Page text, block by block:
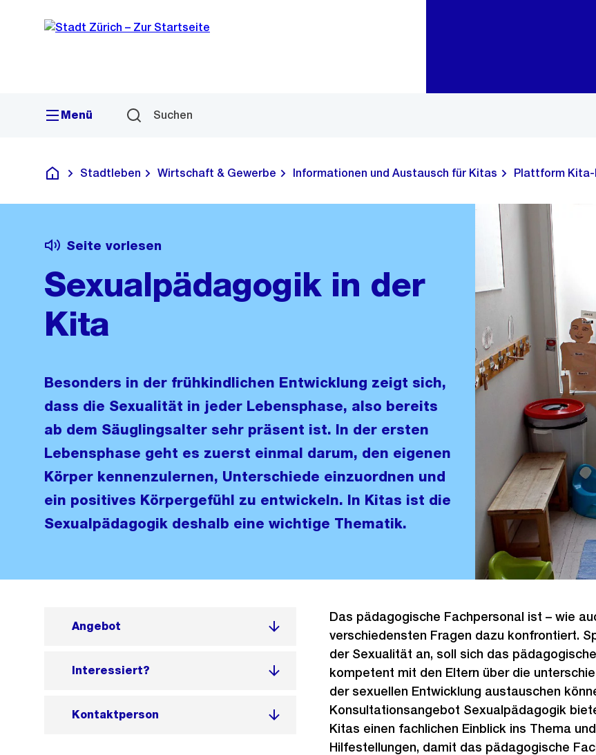
Navigation
Sprunglink
Menü Suchen
Deutsch
Stadtleben Wirtschaft & Gewerbe Informationen und Austausch für Kitas Plattform Kita-
Seite vorlesen
Sexualpädagogik in der
Kita
Besonders in der frühkindlichen Entwicklung zeigt sich,
dass die Sexualität in jeder Lebensphase, also bereits
ab dem Säuglingsalter sehr präsent ist. In der ersten
Lebensphase geht es zuerst einmal darum, den eigenen
Körper kennenzulernen, Unterschiede einzuordnen und
ein positives Körpergefühl zu entwickeln. In Kitas ist die
Sexualpädagogik deshalb eine wichtige Thematik.
Angebot
Interessiert?
Kontaktperson
Das pädagogische Fachpersonal ist – wie
verschiedensten Fragen dazu konfrontiert.
der Sexualität an, soll sich das
kompetent mit den Eltern über die
der sexuellen Entwicklung austauschen
Konsultationsangebot Sexualpädagogik
Kitas einen fachlichen Einblick ins Thema
Hilfestellungen, damit das pädagogische